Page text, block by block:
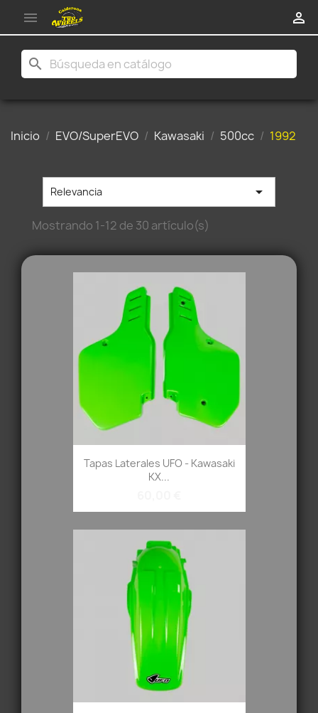
 
search
Inicio EVO/SuperEVO Kawasaki 500cc 1992
Relevancia 
Mostrando 1-12 de 30 artículo(s)
Tapas Laterales UFO - Kawasaki
KX...